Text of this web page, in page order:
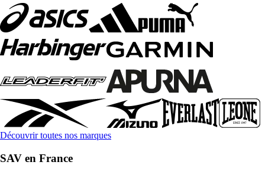
Découvrir toutes nos marques
SAV en France